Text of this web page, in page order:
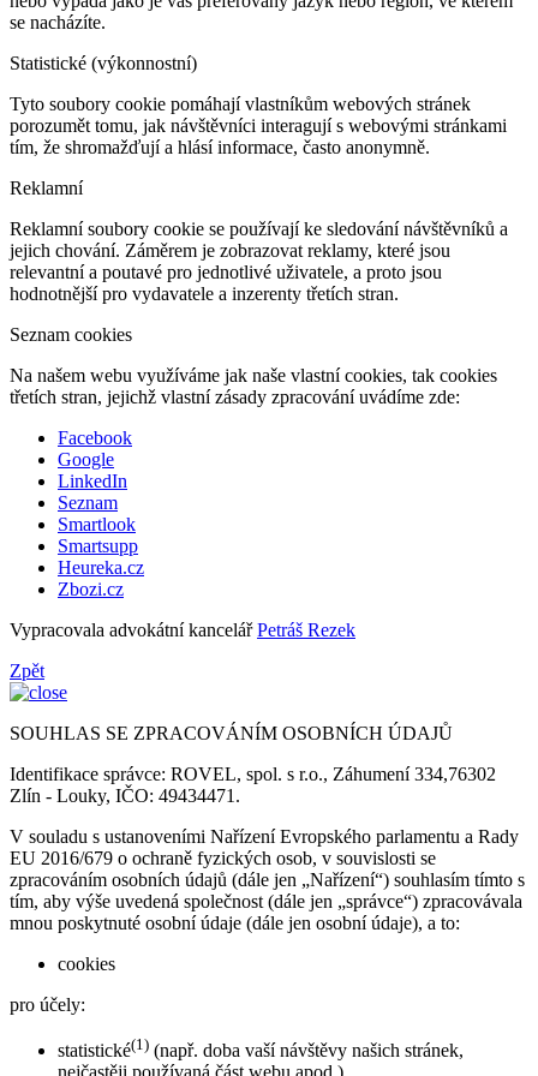
se nacházíte.
Statistické (výkonnostní)
Tyto soubory cookie pomáhají vlastníkům webových stránek
porozumět tomu, jak návštěvníci interagují s webovými stránkami
tím, že shromažďují a hlásí informace, často anonymně.
Reklamní
Reklamní soubory cookie se používají ke sledování návštěvníků a
jejich chování. Záměrem je zobrazovat reklamy, které jsou
relevantní a poutavé pro jednotlivé uživatele, a proto jsou
hodnotnější pro vydavatele a inzerenty třetích stran.
Seznam cookies
Na našem webu využíváme jak naše vlastní cookies, tak cookies
třetích stran, jejichž vlastní zásady zpracování uvádíme zde:
Facebook
Google
LinkedIn
Seznam
Smartlook
Smartsupp
Heureka.cz
Zbozi.cz
Vypracovala advokátní kancelářPetráš Rezek
Zpět
SOUHLAS SE ZPRACOVÁNÍM OSOBNÍCH ÚDAJŮ
Identifikace správce: ROVEL, spol. s r.o., Záhumení 334,76302
Zlín - Louky, IČO: 49434471.
V souladu s ustanoveními Nařízení Evropského parlamentu a Rady
EU 2016/679 o ochraně fyzických osob, v souvislosti se
zpracováním osobních údajů (dále jen „Nařízení“) souhlasím tímto s
tím, aby výše uvedená společnost (dále jen „správce“) zpracovávala
mnou poskytnuté osobní údaje (dále jen osobní údaje), a to:
cookies
pro účely:
statistické(1) (např. doba vaší návštěvy našich stránek,